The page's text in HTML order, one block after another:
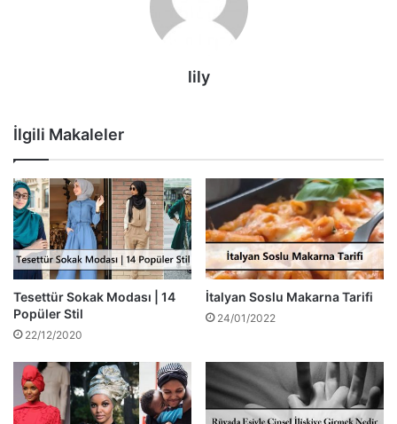
lily
İlgili Makaleler
Tesettür Sokak Modası | 14
Popüler Stil
22/12/2020
İtalyan Soslu Makarna Tarifi
24/01/2022